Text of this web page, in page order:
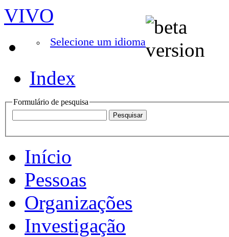
VIVO
Selecione um idioma
Index
Formulário de pesquisa
Início
Pessoas
Organizações
Investigação